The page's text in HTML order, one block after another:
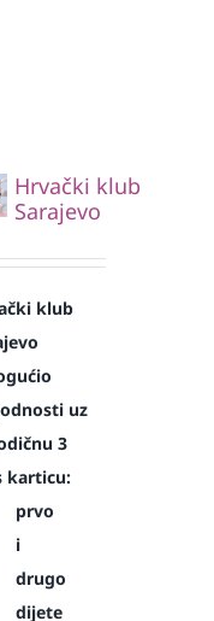
Hrvački klub
Sarajevo
klub
uz
3
karticu:
prvo
i
drugo
dijete